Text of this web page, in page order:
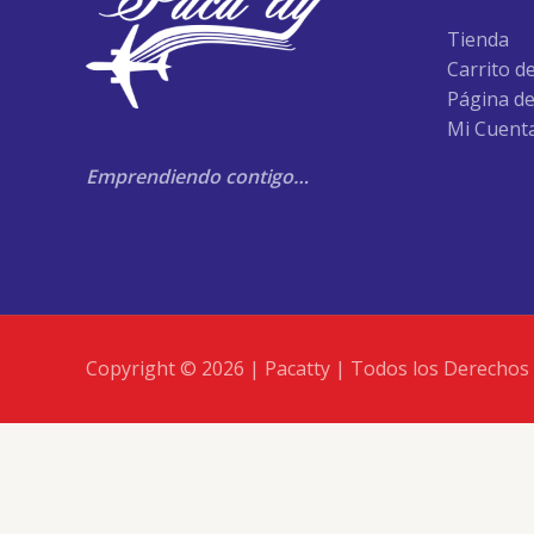
Emprendiendo contigo…
Tienda
Carrito
Página
Mi
Copyright © 2026 | Pacatty | Todos los Derechos